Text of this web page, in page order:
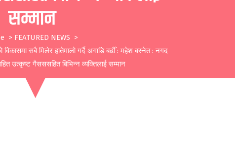
सम्मान
> FEATURED NEWS >
सबै मिलेर हातेमालो गर्दै अगाडि बढौँ : महेश बस्नेत : नगद
उत्कृष्ट गैसससहित बिभिन्न व्यक्तिलाई सम्मान